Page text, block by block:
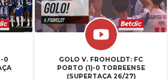
0
GOLO V. FROHOLDT: FC
PORTO (1)-0 TORREENSE
(SUPERTAÇA 26/27)